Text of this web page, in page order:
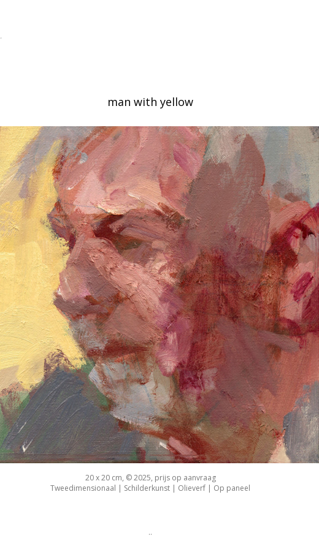
.
man with yellow
20 x 20 cm, © 2025, prijs op aanvraag
Tweedimensionaal | Schilderkunst | Olieverf | Op paneel
..